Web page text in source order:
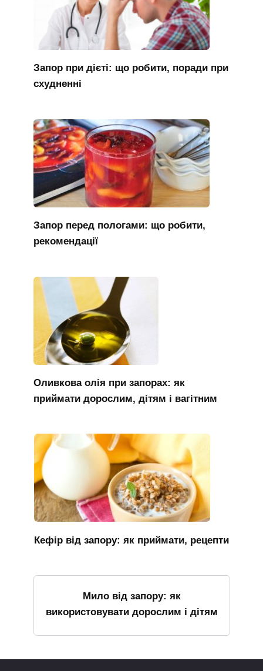
Запор при дієті: що робити, поради при
схудненні
Запор перед пологами: що робити,
рекомендації
Оливкова олія при запорах: як
приймати дорослим, дітям і вагітним
Кефір від запору: як приймати, рецепти
Мило від запору: як
використовувати дорослим і дітям